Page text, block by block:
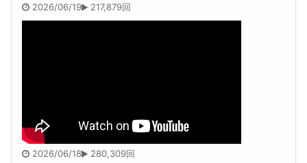
2026/06/19 217,879回
2026/06/18 280,309回